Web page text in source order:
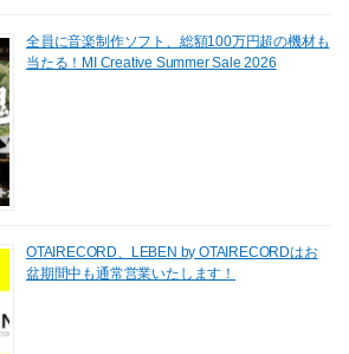
全員に音楽制作ソフト、総額100万円超の機材も
当たる！MI Creative Summer Sale 2026
OTAIRECORD、LEBEN by OTAIRECORDはお
盆期間中も通常営業いたします！